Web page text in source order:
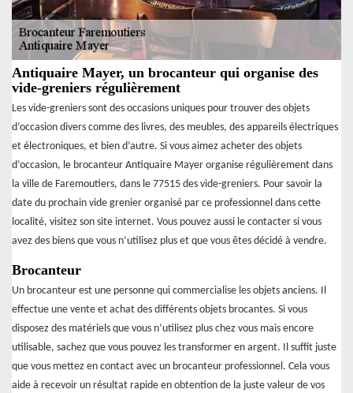
Antiquaire Mayer, un brocanteur qui organise des
vide-greniers régulièrement
Les vide-greniers sont des occasions uniques pour trouver des objets
d’occasion divers comme des livres, des meubles, des appareils électriques
et électroniques, et bien d’autre. Si vous aimez acheter des objets
d’occasion, le brocanteur Antiquaire Mayer organise régulièrement dans
la ville de Faremoutiers, dans le 77515 des vide-greniers. Pour savoir la
date du prochain vide grenier organisé par ce professionnel dans cette
localité, visitez son site internet. Vous pouvez aussi le contacter si vous
avez des biens que vous n’utilisez plus et que vous êtes décidé à vendre.
Brocanteur
Un brocanteur est une personne qui commercialise les objets anciens. Il
effectue une vente et achat des différents objets brocantes. Si vous
disposez des matériels que vous n’utilisez plus chez vous mais encore
utilisable, sachez que vous pouvez les transformer en argent. Il suffit juste
que vous mettez en contact avec un brocanteur professionnel. Cela vous
aide à recevoir un résultat rapide en obtention de la juste valeur de vos